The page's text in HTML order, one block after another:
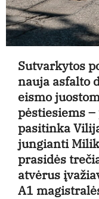
Sutvarkytos
nauja asfalto
eismo
pėstiesiems
pasitinka
jungianti
prasidės
atvėrus
A1